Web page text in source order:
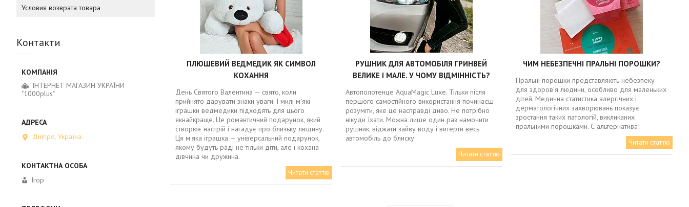
ПЛЮШЕВИЙ ВЕДМЕДИК ЯК СИМВОЛ
КОХАННЯ
День Святого Валентина — свято, коли
прийнято дарувати знаки уваги. І милі м'які
іграшки ведмедики підходять для цього
якнайкраще. Це романтичний подарунок, який
створює настрій і нагадує про близьку людину.
Ця м'яка іграшка — універсальний подарунок,
якому будуть раді не тільки діти, але і кохана
дівчина чи дружина.
Читати статтю
РУШНИК ДЛЯ АВТОМОБІЛЯ ГРИНВЕЙ
ВЕЛИКЕ І МАЛЕ. У ЧОМУ ВІДМІННІСТЬ?
Автополотенце AquaMagic Luxe. Тільки після
першого самостійного використання починаєш
розуміти, яке це насправді диво. Не потрібно
нікуди їхати. Можна лише один раз намочити
рушник, віджати зайву воду і витерти весь
автомобіль до блиску
Читати статтю
ЧИМ НЕБЕЗПЕЧНІ ПРАЛЬНІ ПОРОШКИ?
Пральні порошки представляють небезпеку
для здоров'я людини, особливо для маленьких
дітей. Медична статистика алергічних і
дерматологічних захворювань показує
зростання таких патологій, викликаних
пральними порошками. Є альтернатива!
Читати статтю
Условия возврата товара
Контакти
ІНТЕРНЕТ МАГАЗИН УКРАЇНИ
"1000plus"
Дніпро, Україна
Ігор